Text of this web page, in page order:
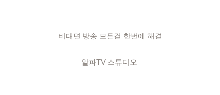
비대면 방송 모든걸 한번에 해결
알파TV 스튜디오!